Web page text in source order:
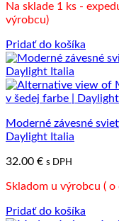
Na sklade 1 ks -
výrobcu)
Pridať do košíka
Moderné závesné
Daylight Italia
32.00 € s DPH
Skladom u výrobcu (
Pridať do košíka